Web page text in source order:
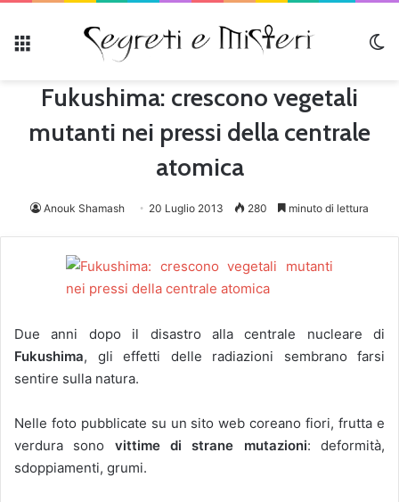
Fukushima: crescono vegetali
mutanti nei pressi della centrale
atomica
Anouk Shamash 20 Luglio 2013 280 minuto di lettura
Due anni dopo il disastro alla centrale nucleare di
Fukushima, gli effetti delle radiazioni sembrano farsi
sentire sulla natura.
Nelle foto pubblicate su un sito web coreano fiori, frutta e
verdura sono vittime di strane mutazioni: deformità,
sdoppiamenti, grumi.